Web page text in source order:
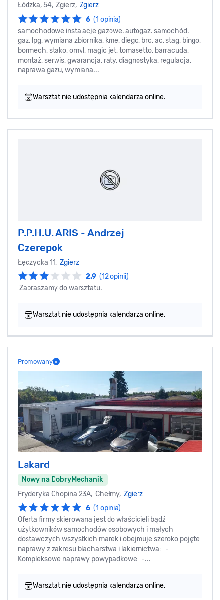
Łódzka, 54, Zgierz, Zgierz
6 (1 opinia)
samochodowe instalacje gazowe, autogaz, samochód,
gaz, lpg, wymiana zbiornika, kme, diego, brc, ac, stag, bingo,
bormech, stako, omvl, magic jet, tomasetto, barracuda,
montaż, serwis, gwarancja, raty, diagnostyka, regulacja,
naprawa gazu, wymiana...
Warsztat nie udostępnia kalendarza online.
P.P.H.U. ARIS - Andrzej
Czerepok
Łęczycka 11, Zgierz
2.9 (12 opinii)
Zapraszamy do warsztatu.
Warsztat nie udostępnia kalendarza online.
Promowany
Lakard
Nowy na DobryMechanik
Fryderyka Chopina 23A, Chełmy, Zgierz
6 (1 opinia)
Oferta firmy skierowana jest do właścicieli bądź
użytkowników samochodów osobowych i małych
dostawczych wszystkich marek i obejmuje szeroko pojęte
naprawy z zakresu blacharstwa i lakiernictwa: -
Kompleksowe naprawy powypadkowe -...
Warsztat nie udostępnia kalendarza online.